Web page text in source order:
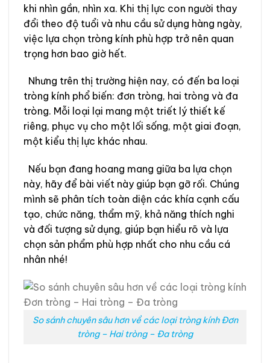
khi nhìn gần, nhìn xa. Khi thị lực con người thay
đổi theo độ tuổi và nhu cầu sử dụng hàng ngày,
việc lựa chọn tròng kính phù hợp trở nên quan
trọng hơn bao giờ hết.
Nhưng trên thị trường hiện nay, có đến ba loại
tròng kính phổ biến: đơn tròng, hai tròng và đa
tròng. Mỗi loại lại mang một triết lý thiết kế
riêng, phục vụ cho một lối sống, một giai đoạn,
một kiểu thị lực khác nhau.
Nếu bạn đang hoang mang giữa ba lựa chọn
này, hãy để bài viết này giúp bạn gỡ rối. Chúng
mình sẽ phân tích toàn diện các khía cạnh cấu
tạo, chức năng, thẩm mỹ, khả năng thích nghi
và đối tượng sử dụng, giúp bạn hiểu rõ và lựa
chọn sản phẩm phù hợp nhất cho nhu cầu cá
nhân nhé!
So sánh chuyên sâu hơn về các loại tròng kính Đơn
tròng – Hai tròng – Đa tròng